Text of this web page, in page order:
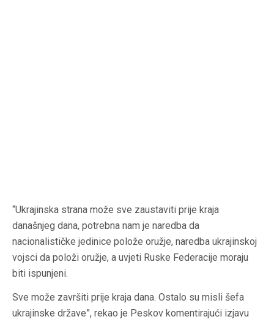
“Ukrajinska strana može sve zaustaviti prije kraja
današnjeg dana, potrebna nam je naredba da
nacionalističke jedinice polože oružje, naredba ukrajinskoj
vojsci da položi oružje, a uvjeti Ruske Federacije moraju
biti ispunjeni.
Sve može završiti prije kraja dana. Ostalo su misli šefa
ukrajinske države”, rekao je Peskov komentirajući izjavu